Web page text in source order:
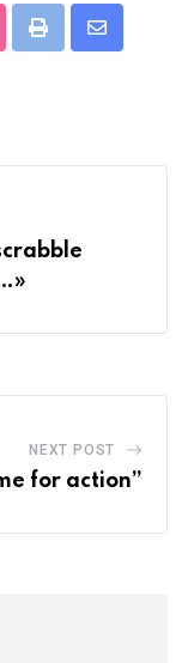
Print
Share
NEXT POST
for action”